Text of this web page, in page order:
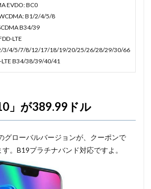
EVDO: BC0
B1/2/4/5/8
B34/39
LTE
3/4/5/7/8/12/17/18/19/20/25/26/28/29/30/66
LTE B34/38/39/40/41
」が389.99ドル
グローバルバージョンが、クーポンで
。B19プラチナバンド対応ですよ。